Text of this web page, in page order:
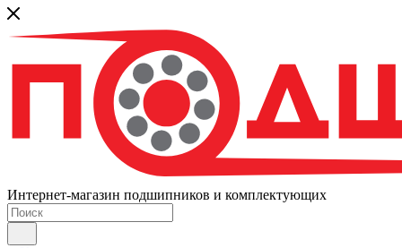
Интернет-магазин подшипников и комплектующих